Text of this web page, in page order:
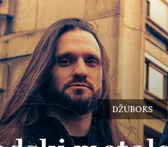
DŽUBOKS